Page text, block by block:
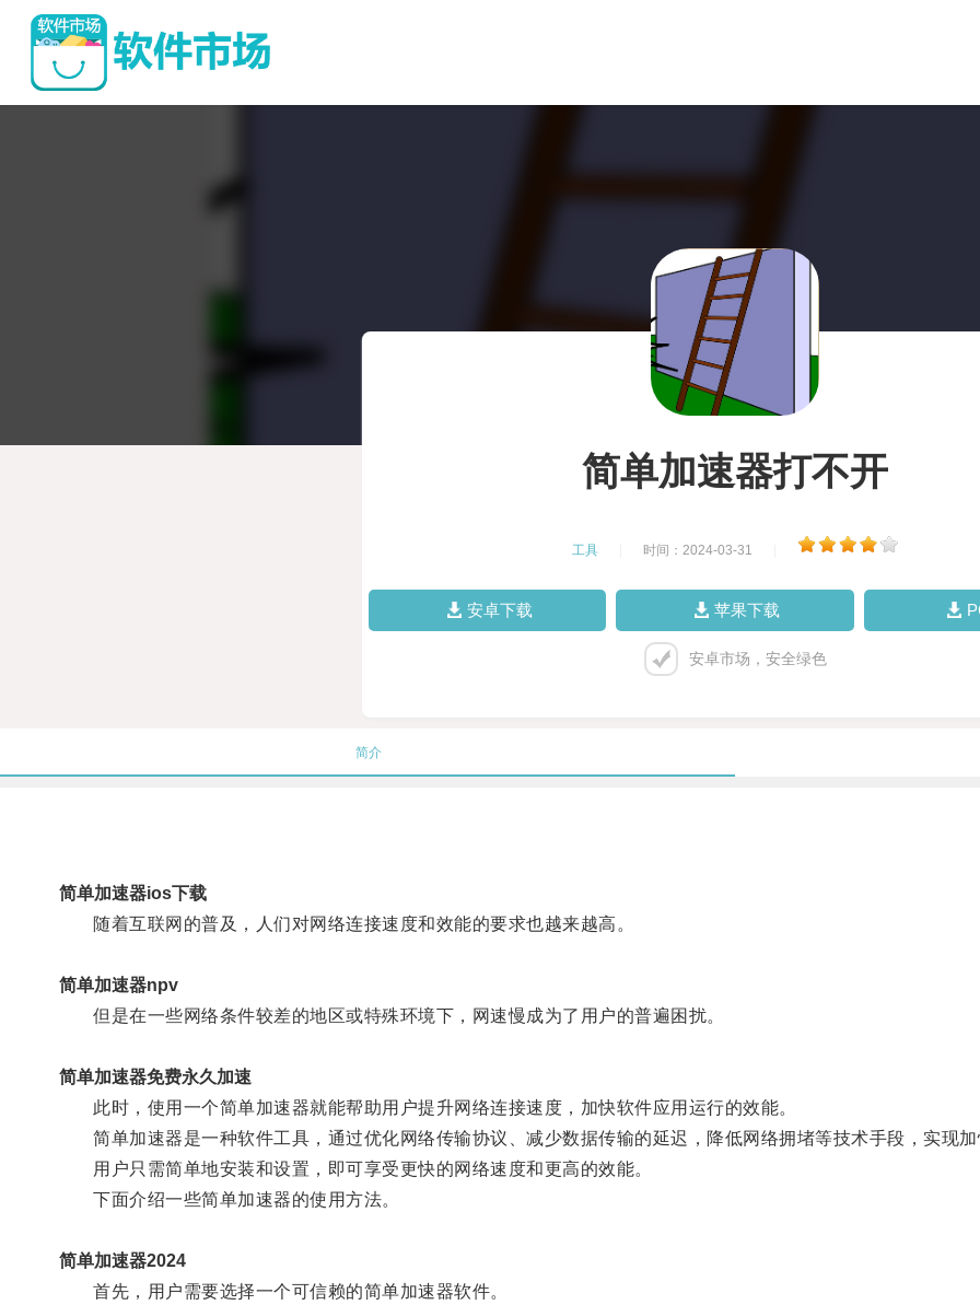
简单加速器打不开
工具 时间：2024-03-31
安卓下载 苹果下载
安卓市场，安全绿色
简介
简单加速器ios下载
随着互联网的普及，人们对网络连接速度和效能的要求也越来越高。
简单加速器npv
但是在一些网络条件较差的地区或特殊环境下，网速慢成为了用户的普遍困扰。
简单加速器免费永久加速
此时，使用一个简单加速器就能帮助用户提升网络连接速度，加快软件应用运行的效能。
简单加速器是一种软件工具，通过优化网络传输协议、减少数据传输的延迟，降低网络拥堵等技术手段，实现加
用户只需简单地安装和设置，即可享受更快的网络速度和更高的效能。
下面介绍一些简单加速器的使用方法。
简单加速器2024
首先，用户需要选择一个可信赖的简单加速器软件。